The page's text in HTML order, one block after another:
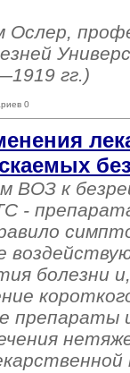
Ослер,
гг.)
0
ВОЗ к
-
болезни
препараты